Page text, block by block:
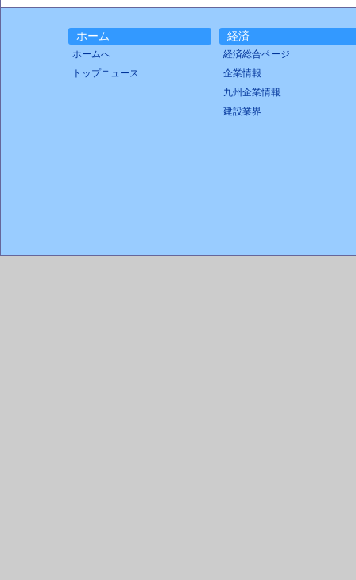
ホーム
ホームへ
トップニュース
経済
経済総合ページ
企業情報
九州企業情報
建設業界